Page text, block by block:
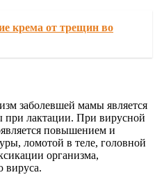
крема от трещин во
заболевшей мамы является
при лактации. При вирусной
повышением и
ломотой в теле, головной
организма,
вируса.